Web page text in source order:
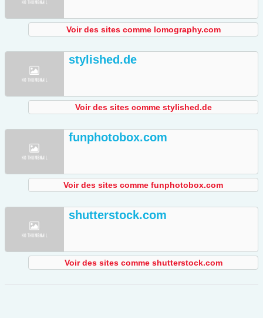
Voir des sites comme lomography.com
stylished.de
Voir des sites comme stylished.de
funphotobox.com
Voir des sites comme funphotobox.com
shutterstock.com
Voir des sites comme shutterstock.com